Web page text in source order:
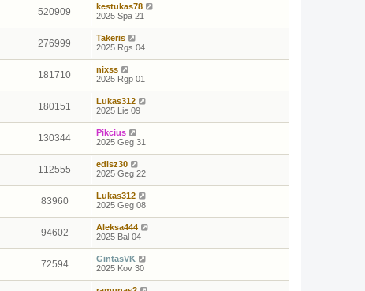
520909
kestukas78
2025 Spa 21
276999
Takeris
2025 Rgs 04
181710
nixss
2025 Rgp 01
180151
Lukas312
2025 Lie 09
130344
Pikcius
2025 Geg 31
112555
edisz30
2025 Geg 22
83960
Lukas312
2025 Geg 08
94602
Aleksa444
2025 Bal 04
72594
GintasVK
2025 Kov 30